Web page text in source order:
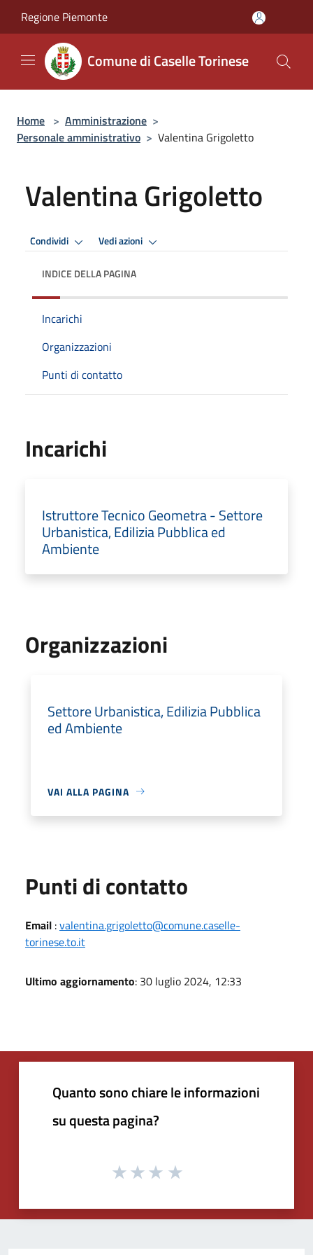
Regione Piemonte
Comune di Caselle Torinese
Home > Amministrazione >
Personale amministrativo > Valentina Grigoletto
Valentina Grigoletto
Condividi Vedi azioni
INDICE DELLA PAGINA
Incarichi
Organizzazioni
Punti di contatto
Incarichi
Istruttore Tecnico Geometra - Settore
Urbanistica, Edilizia Pubblica ed
Ambiente
Organizzazioni
Settore Urbanistica, Edilizia Pubblica
ed Ambiente
VAI ALLA PAGINA
Punti di contatto
Email :valentina.grigoletto@comune.caselle-
torinese.to.it
Ultimo aggiornamento: 30 luglio 2024, 12:33
Quanto sono chiare le informazioni
su questa pagina?